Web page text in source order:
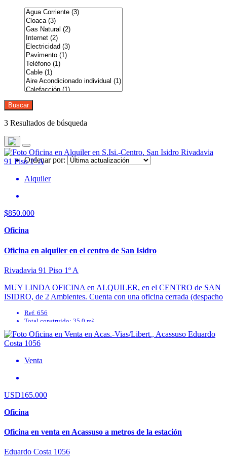
Buscar
3 Resultados de búsqueda
Ordenar por:
Alquiler
$850.000
Oficina
Oficina en alquiler en el centro de San Isidro
Rivadavia 91 Piso 1º A
MUY LINDA OFICINA en ALQUILER, en el CENTRO de SAN
ISIDRO, de 2 Ambientes. Cuenta con una oficina cerrada (despacho
Ref. 656
Total construido: 35.0 m²
Superficie cubierta: 35.0 m²
Disposición: None
Venta
USD165.000
Oficina
Oficina en venta en Acassuso a metros de la estación
Eduardo Costa 1056